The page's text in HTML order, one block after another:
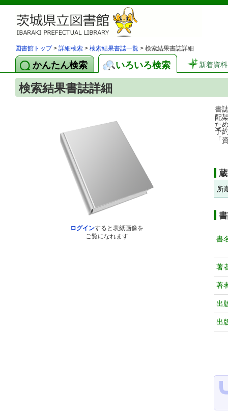
図書館トップ> 詳細検索 > 検索結果書誌一覧 > 検索結果書誌詳細
かんたん検索 いろいろ検索 新着資料
検索結果書誌詳細
ログインすると表紙画像を
ご覧になれます
書
配
た
予
「
所
書
著
著
出
出